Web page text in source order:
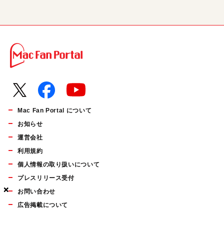
×
×
×
Mac Fan Portal について
お知らせ
運営会社
利用規約
個人情報の取り扱いについて
プレスリリース受付
お問い合わせ
広告掲載について